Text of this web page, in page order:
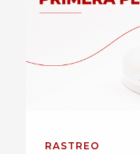
RASTREO